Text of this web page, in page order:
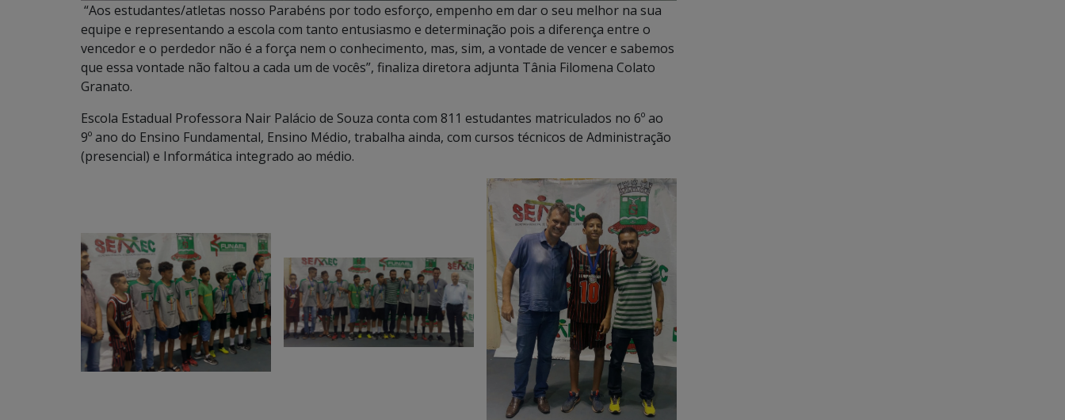
“Aos estudantes/atletas nosso Parabéns por todo esforço, empenho em dar o seu melhor na sua
equipe e representando a escola com tanto entusiasmo e determinação pois a diferença entre o
vencedor e o perdedor não é a força nem o conhecimento, mas, sim, a vontade de vencer e sabemos
que essa vontade não faltou a cada um de vocês”, finaliza diretora adjunta Tânia Filomena Colato
Granato.
Escola Estadual Professora Nair Palácio de Souza conta com 811 estudantes matriculados no 6º ao
9º ano do Ensino Fundamental, Ensino Médio, trabalha ainda, com cursos técnicos de Administração
(presencial) e Informática integrado ao médio.